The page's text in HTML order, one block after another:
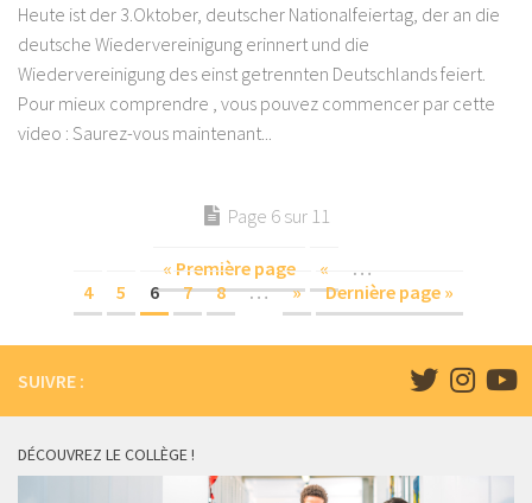
Heute ist der 3.Oktober, deutscher Nationalfeiertag, der an die
deutsche Wiedervereinigung erinnert und die
Wiedervereinigung des einst getrennten Deutschlands feiert.
Pour mieux comprendre , vous pouvez commencer par cette
video : Saurez-vous maintenant...
Page 6 sur 11
« Première page «
…
4
5 6 7 8 … » Dernière page »
SUIVRE :
DÉCOUVREZ LE COLLÈGE !